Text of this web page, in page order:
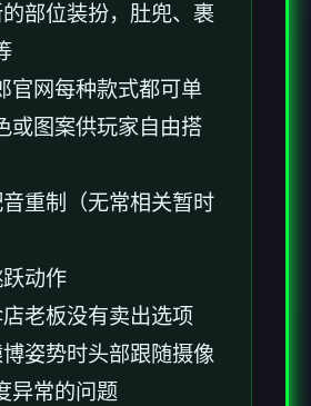
部位装扮，肚兜、裹
官网每种款式都可单
或图案供玩家自由搭
重制（无常相关暂时
动作
老板没有卖出选项
姿势时头部跟随摄像
异常的问题